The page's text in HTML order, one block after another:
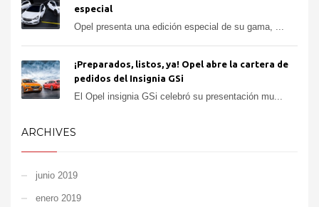
especial
Opel presenta una edición especial de su gama, ...
¡Preparados, listos, ya! Opel abre la cartera de
pedidos del Insignia GSi
El Opel insignia GSi celebró su presentación mu...
ARCHIVES
junio 2019
enero 2019